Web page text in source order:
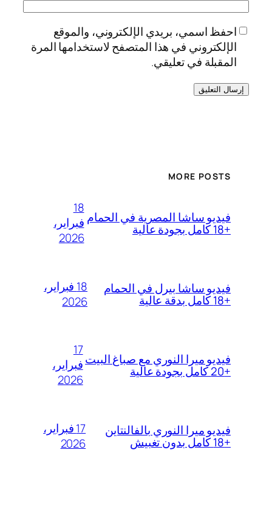
احفظ اسمي، بريدي الإلكتروني، والموقع
الإلكتروني في هذا المتصفح لاستخدامها المرة
المقبلة في تعليقي.
MORE POSTS
فيديو ساشا المصرية في الحمام
+18 كامل بجودة عالية
18
فبراير،
2026
فيديو ساشا بيرل في الحمام
+18 كامل بدقة عالية
18 فبراير،
2026
فيديو ميرا النوري مع صباغ البيت
+20 كامل بجودة عالية
17
فبراير،
2026
فيديو ميرا النوري بالفالنتاين
+18 كامل بدون تغبيش
17 فبراير،
2026